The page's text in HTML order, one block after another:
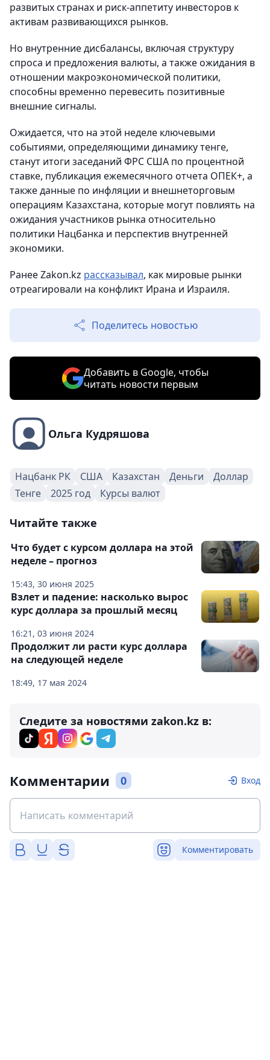
развитых странах и риск-аппетиту инвесторов к
активам развивающихся рынков.
Но внутренние дисбалансы, включая структуру
спроса и предложения валюты, а также ожидания в
отношении макроэкономической политики,
способны временно перевесить позитивные
внешние сигналы.
Ожидается, что на этой неделе ключевыми
событиями, определяющими динамику тенге,
станут итоги заседаний ФРС США по процентной
ставке, публикация ежемесячного отчета ОПЕК+, а
также данные по инфляции и внешнеторговым
операциям Казахстана, которые могут повлиять на
ожидания участников рынка относительно
политики Нацбанка и перспектив внутренней
экономики.
Ранее Zakon.kz рассказывал, как мировые рынки
отреагировали на конфликт Ирана и Израиля.
Поделитесь новостью
Добавить в Google, чтобы
читать новости первым
Ольга Кудряшова
Нацбанк РК США Казахстан Деньги
Доллар
Тенге
2025 год Курсы валют
Читайте также
15:43, 30 июня 2025
Что будет с курсом доллара на этой
неделе – прогноз
16:21, 03 июня 2024
Взлет и падение: насколько вырос
курс доллара за прошлый месяц
18:49, 17 мая 2024
Продолжит ли расти курс доллара
на следующей неделе
Следите за новостями zakon.kz в:
Комментарии 0 Вход
Комментировать